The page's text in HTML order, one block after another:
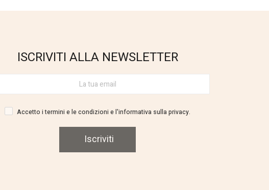
ISCRIVITI ALLA NEWSLETTER
Iscriviti
Accetto i termini e le condizioni e l'informativa sulla privacy.